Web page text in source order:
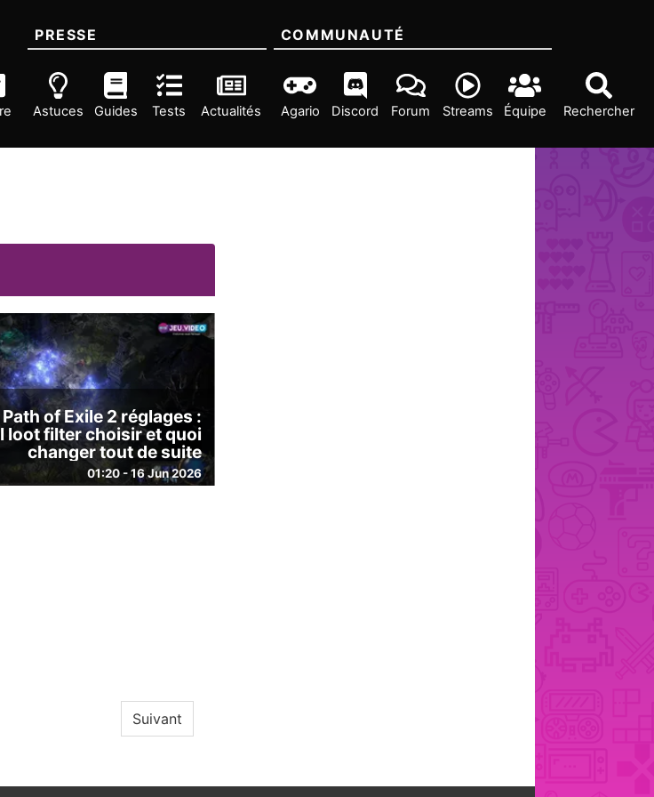
Rechercher
PRESSE
Astuces Guides Tests Actualités
COMMUNAUTÉ
Agario Discord Forum Streams Équipe
of Exile 2 réglages :
loot filter choisir et quoi
changer tout de suite
01:20 - 16 Jun 2026
Suivant